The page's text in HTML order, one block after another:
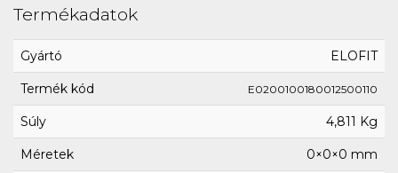
Termékadatok
Gyártó ELOFIT
Termék kód E0200100180012500110
Súly 4,811 Kg
Méretek 0×0×0 mm